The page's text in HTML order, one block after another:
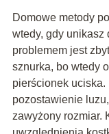
Domowe metody
wtedy, gdy unikasz
problemem jest
sznurka, bo wtedy
pierścionek uciska.
pozostawienie
zawyżony rozmiar.